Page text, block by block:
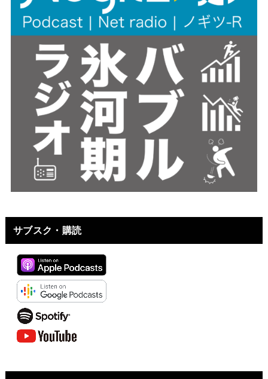
サブスク・購読